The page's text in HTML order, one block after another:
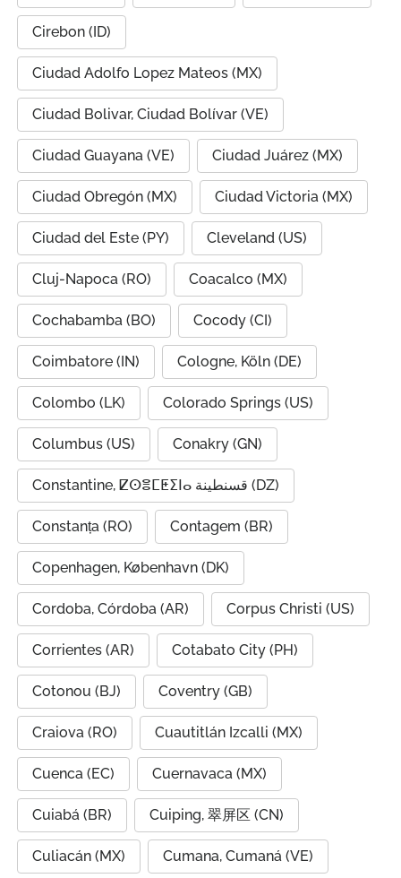
Cirebon (ID)
Ciudad Adolfo Lopez Mateos (MX)
Ciudad Bolivar, Ciudad Bolívar (VE)
Ciudad Guayana (VE) Ciudad Juárez (MX)
Ciudad Obregón (MX) Ciudad Victoria (MX)
Ciudad del Este (PY) Cleveland (US)
Cluj-Napoca (RO) Coacalco (MX)
Cochabamba (BO) Cocody (CI)
Coimbatore (IN) Cologne, Köln (DE)
Colombo (LK) Colorado Springs (US)
Columbus (US) Conakry (GN)
Constantine, ⵇⵙⴻⵎⵟⵉⵏⴰ قسنطينة (DZ)
Constanța (RO) Contagem (BR)
Copenhagen, København (DK)
Cordoba, Córdoba (AR) Corpus Christi (US)
Corrientes (AR) Cotabato City (PH)
Cotonou (BJ) Coventry (GB)
Craiova (RO) Cuautitlán Izcalli (MX)
Cuenca (EC) Cuernavaca (MX)
Cuiabá (BR) Cuiping, 翠屏区 (CN)
Culiacán (MX) Cumana, Cumaná (VE)